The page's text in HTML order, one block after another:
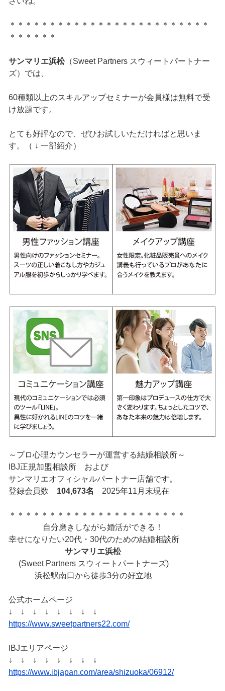
＊＊＊＊＊＊＊＊＊＊＊＊＊＊＊＊＊＊＊＊＊＊＊＊＊
＊＊＊＊＊＊
サンマリエ浜松（Sweet Partners スウィートパートナー
ズ）では、
60種類以上のスキルアップセミナーが会員様は無料で受
け放題です。
とても好評なので、ぜひお試しいただければと思いま
す。（ ↓ 一部紹介）
～プロ心理カウンセラーが運営する結婚相談所～
IBJ正規加盟相談所 および
サンマリエオフィシャルパートナー店舗です。
登録会員数 104,673名 2025年11月末現在
＊＊＊＊＊＊＊＊＊＊＊＊＊＊＊＊＊＊＊＊＊＊
自分磨きしながら婚活ができる！
幸せになりたい20代・30代のための結婚相談所
サンマリエ浜松
(Sweet Partners スウィートパートナーズ)
浜松駅南口から徒歩3分の好立地
公式ホームページ
↓ ↓ ↓ ↓ ↓ ↓ ↓ ↓
https://www.sweetpartners22.com/
IBJエリアページ
↓ ↓ ↓ ↓ ↓ ↓ ↓ ↓
https://www.ibjapan.com/area/shizuoka/06912/